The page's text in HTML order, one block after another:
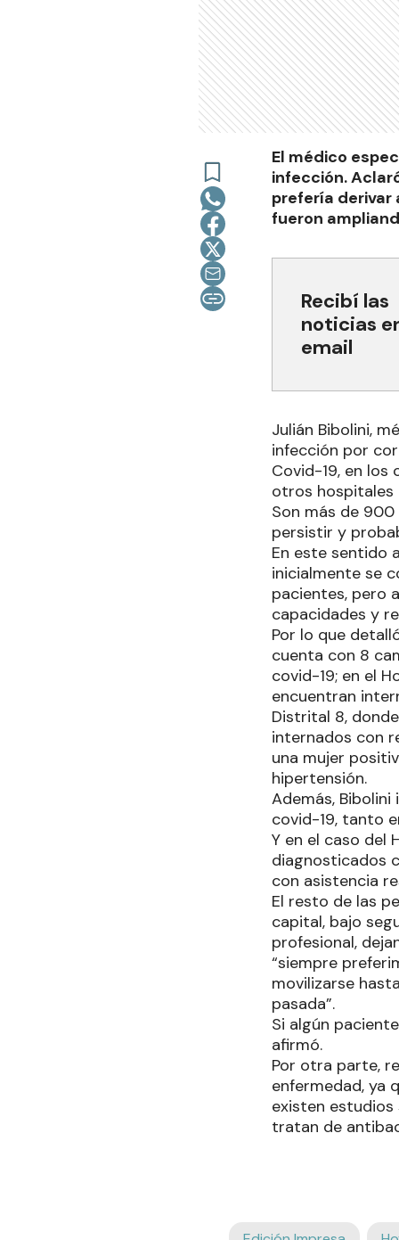
El médico
infección.
prefería derivar
fueron
Recibí las
noticias
email
Julián Bibolini,
infección por
Covid-19, en
otros hospitales
Son más de
persistir y
En este sentido
inicialmente se
pacientes, pero
capacidades y
Por lo que
cuenta con 8
covid-19; en el
encuentran
Distrital 8,
internados con
una mujer
hipertensión.
Además,
covid-19, tanto
Y en el caso del
diagnosticados
con asistencia
El resto de las
capital, bajo
profesional,
“siempre
movilizarse
pasada”.
Si algún
afirmó.
Por otra parte,
enfermedad, ya
existen
tratan de